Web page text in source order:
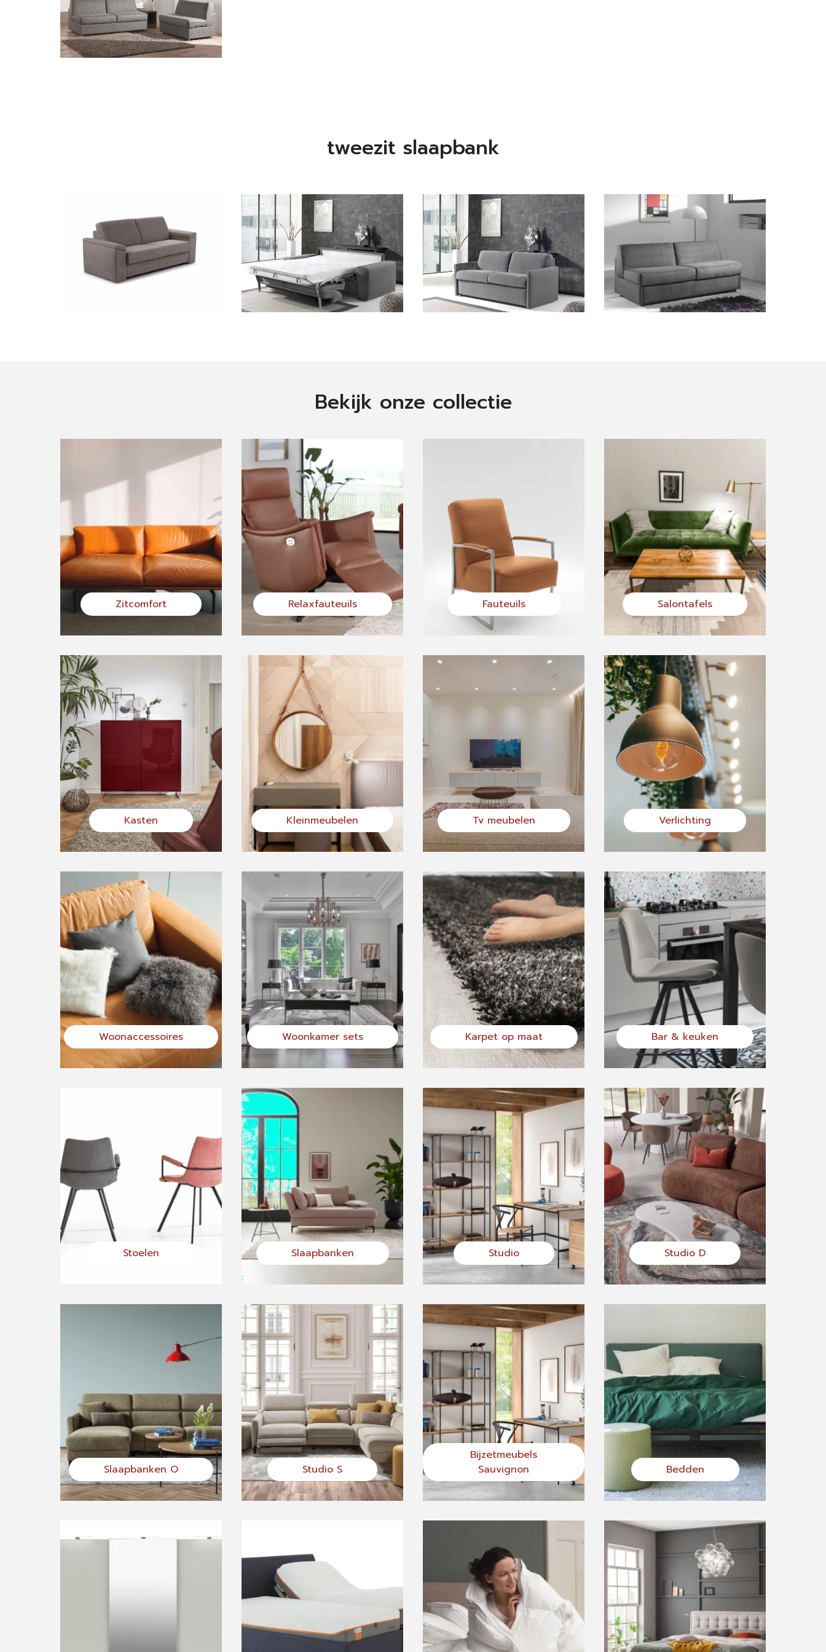
tweezit slaapbank
Bekijk onze collectie
Zitcomfort Relaxfauteuils Fauteuils Salontafels
Kasten Kleinmeubelen Tv meubelen Verlichting
Woonaccessoires Woonkamer sets Karpet op maat Bar & keuken
Stoelen Slaapbanken Studio Studio D
Slaapbanken O Studio S
Bijzetmeubels
Sauvignon
Bedden